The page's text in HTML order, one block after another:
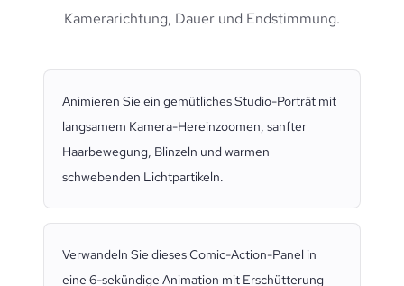
Kamerarichtung, Dauer und Endstimmung.
Animieren Sie ein gemütliches Studio-Porträt mit
langsamem Kamera-Hereinzoomen, sanfter
Haarbewegung, Blinzeln und warmen
schwebenden Lichtpartikeln.
Verwandeln Sie dieses Comic-Action-Panel in
eine 6-sekündige Animation mit Erschütterung